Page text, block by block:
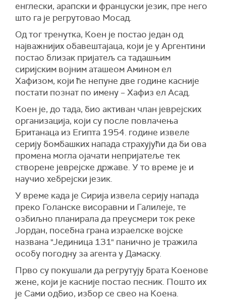
енглески, арапски и француски језик, пре него
што га је регрутовао Мосад.
Од тог тренутка, Коен је постао један од
најважнијих обавештајаца, који је у Аргентини
постао близак пријатељ са тадашњим
сиријским војним аташеом Амином ел
Хафизом, који ће непуне две године касније
постати познат по имену – Хафиз ел Асад.
Коен је, до тада, био активан члан јеврејских
организација, који су после повлачења
Британаца из Египта 1954. године извеле
серију бомбашких напада страхујући да би ова
промена могла ојачати непријатеље тек
створене јеврејске државе. У то време је и
научио хебрејски језик.
У време када је Сирија извела серију напада
преко Голанске висоравни и Галилеје, те
озбиљно планирала да преусмери ток реке
Јордан, посебна грана израелске војске
названа "Јединица 131" панично је тражила
особу погодну за агента у Дамаску.
Прво су покушали да регрутују брата Коенове
жене, који је касније постао песник. Пошто их
је Сами одбио, избор се свео на Коена.